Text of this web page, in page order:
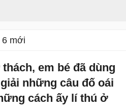
6 mới
em bé đã dùng
những câu đố oái
cách ấy lí thú ở